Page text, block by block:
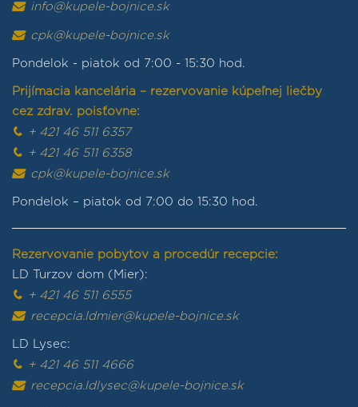
info@kupele-bojnice.sk
cpk@kupele-bojnice.sk
Pondelok - piatok od 7:00 - 15:30 hod.
Prijímacia kancelária – rezervovanie kúpeľnej liečby
cez zdrav. poisťovne:
+ 421 46 511 6357
+ 421 46 511 6358
cpk@kupele-bojnice.sk
Pondelok – piatok od 7:00 do 15:30 hod.
Rezervovanie pobytov a procedúr recepcie:
LD Turzov dom (Mier):
+ 421 46 511 6555
recepcia.ldmier@kupele-bojnice.sk
LD Lysec:
+ 421 46 511 4666
recepcia.ldlysec@kupele-bojnice.sk